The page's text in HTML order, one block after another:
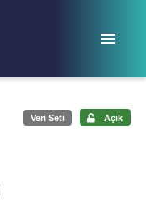
Veri Seti Açık